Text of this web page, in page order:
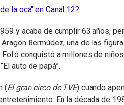
la oca" en Canal 12?
y acaba de cumplir 63 años,
Bermúdez, una de las
Fofó conquistó a millones de
auto de papá”.
(El gran circo de TVE) cuando
En la década de